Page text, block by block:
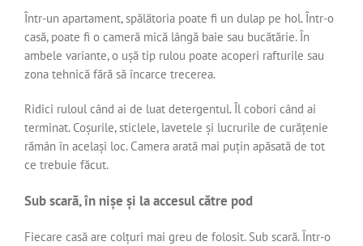
Într-un apartament, spălătoria poate fi un dulap pe hol. Într-o
casă, poate fi o cameră mică lângă baie sau bucătărie. În
ambele variante, o ușă tip rulou poate acoperi rafturile sau
zona tehnică fără să încarce trecerea.
Ridici ruloul când ai de luat detergentul. Îl cobori când ai
terminat. Coșurile, sticlele, lavetele și lucrurile de curățenie
rămân în același loc. Camera arată mai puțin apăsată de tot
ce trebuie făcut.
Sub scară, în nișe și la accesul către pod
Fiecare casă are colțuri mai greu de folosit. Sub scară. Într-o